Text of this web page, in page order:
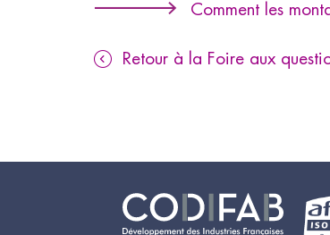
Comment les
Retour à la Foire aux